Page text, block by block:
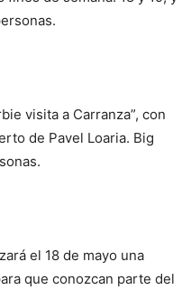
visita a Carranza”, con
de Pavel Loaria. Big
el 18 de mayo una
que conozcan parte del